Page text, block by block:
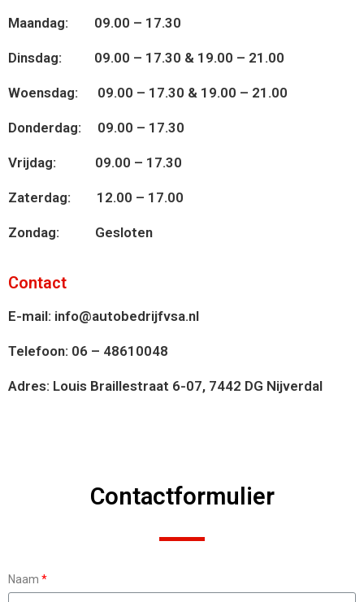
Maandag: 09.00 – 17.30
Dinsdag: 09.00 – 17.30 & 19.00 – 21.00
Woensdag: 09.00 – 17.30 & 19.00 – 21.00
Donderdag: 09.00 – 17.30
Vrijdag: 09.00 – 17.30
Zaterdag: 12.00 – 17.00
Zondag: Gesloten
Contact
E-mail: info@autobedrijfvsa.nl
Telefoon: 06 – 48610048
Adres: Louis Braillestraat 6-07, 7442 DG Nijverdal
Contactformulier
Naam